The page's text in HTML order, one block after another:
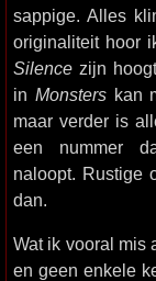
sappige. Alles
originaliteit hoor
Silence zijn
in Monsterskan
maar verder is
een nummer
naloopt. Rustige
dan.
Wat ik vooral mis
en geen enkele